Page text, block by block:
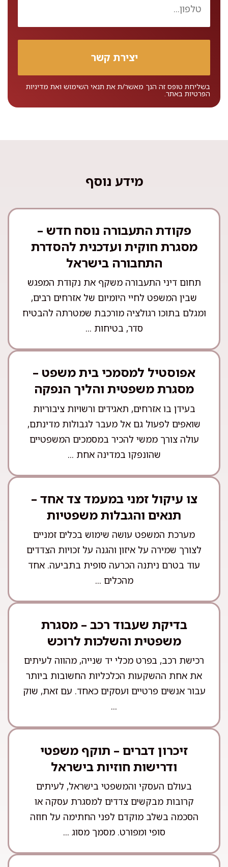
בשליחת טופס זה הנך מאשר/ת את תנאי השימוש ואת מדיניות
הפרטיות באתר.
מידע נוסף
פקודת התעבורה נוסח חדש –
מסגרת חוקית ועדכנית להסדרת
התחבורה בישראל
תחום דיני התעבורה משקף את נקודת המפגש
שבין המשפט לחיי היומיום של אזרחים רבים,
ומגלם בתוכו רגולציה מורכבת שמטרתה להבטיח
סדר, בטיחות ...
אפוסטיל למסמכי בית משפט –
מסגרת משפטית והליך הנפקה
בעידן בו אזרחים, תאגידים ורשויות ציבוריות
שואפים לפעול גם אל מעבר לגבולות מדינתם,
עולה צורך ממשי להכיר במסמכים המשפטיים
שהונפקו במדינה אחת ...
צו עיקול זמני במעמד צד אחד –
תנאים והגבלות משפטיות
מערכת המשפט עושה שימוש בכלים זמניים
לצורך שמירה על איזון והגנה על זכויות הצדדים
עוד בטרם ניתנה הכרעה סופית בתביעה. אחד
מהכלים ...
בדיקת שעבוד רכב – מסגרת
משפטית והשלכות לרוכש
רכישת רכב, בפרט מכלי יד שנייה, מהווה לעיתים
את אחת ההשקעות הכלכליות החשובות ביותר
עבור אנשים פרטיים ועסקים כאחד. עם זאת, שוק
...
זיכרון דברים – תוקף משפטי
ודרישות חוזיות בישראל
בעולם העסקי והמשפטי בישראל, לעיתים
קרובות מבקשים צדדים למסגרת עסקה או
הסכמה בשלב מוקדם לפני החתימה על חוזה
סופי ומפורט. מסמך מסוג ...